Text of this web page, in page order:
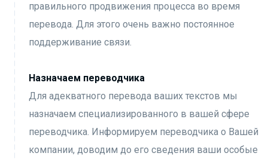
правильного продвижения процесса во время
перевода. Для этого очень важно постоянное
поддерживание связи.
Назначаем переводчика
Для адекватного перевода ваших текстов мы
назначаем специализированного в вашей сфере
переводчика. Информируем переводчика о Вашей
компании, доводим до его сведения ваши особые